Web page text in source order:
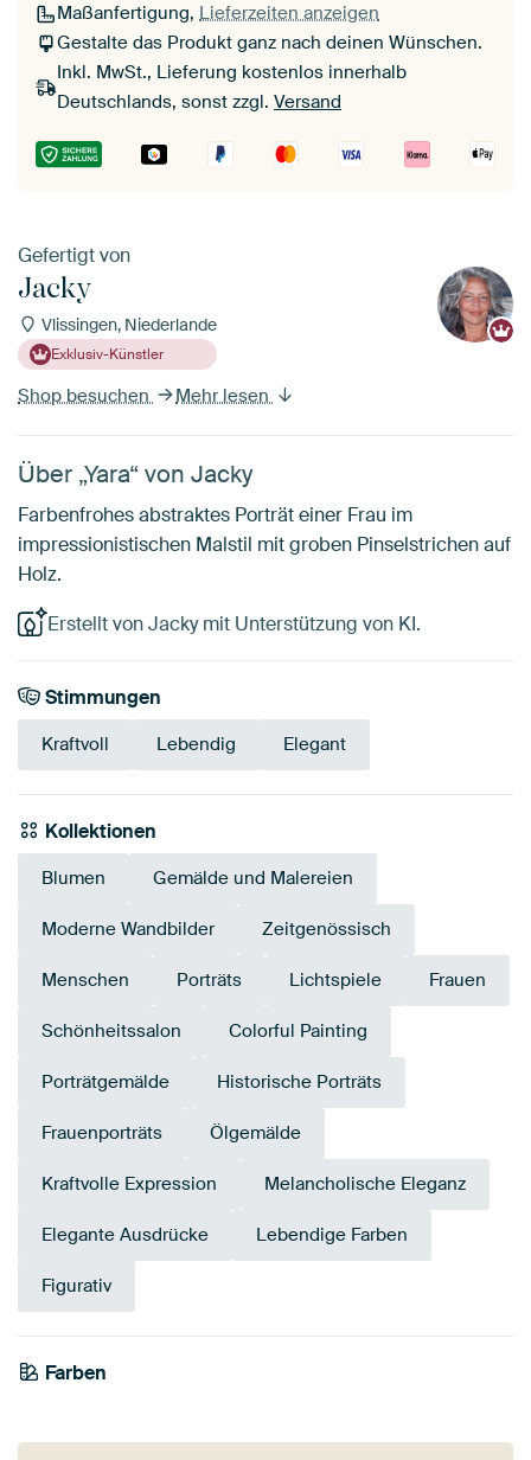
Maßanfertigung, Lieferzeiten anzeigen
Gestalte das Produkt ganz nach deinen Wünschen.
Inkl. MwSt., Lieferung kostenlos innerhalb
Deutschlands, sonst zzgl. Versand
Gefertigt von
Jacky
Vlissingen, Niederlande
Exklusiv-Künstler
Shop besuchen Mehr lesen
Über „Yara“ von Jacky
Farbenfrohes abstraktes Porträt einer Frau im
impressionistischen Malstil mit groben Pinselstrichen auf
Holz.
Erstellt von Jacky mit Unterstützung von KI.
Stimmungen
Kraftvoll Lebendig Elegant
Kollektionen
Blumen Gemälde und Malereien
Moderne Wandbilder Zeitgenössisch
Menschen Porträts Lichtspiele Frauen
Schönheitssalon Colorful Painting
Porträtgemälde Historische Porträts
Frauenporträts Ölgemälde
Kraftvolle Expression Melancholische Eleganz
Elegante Ausdrücke Lebendige Farben
Figurativ
Farben
Braun
Rosa
Bronze